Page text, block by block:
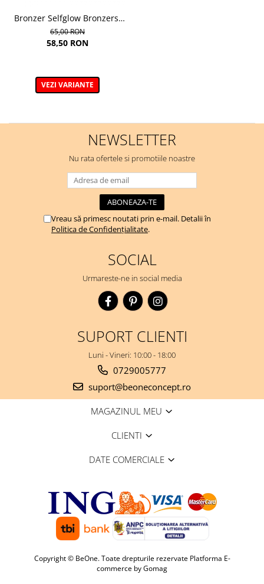
Bronzer Selfglow Bronzers,
nuanta 01 COLD – 10 g
65,00 RON
58,50 RON
VEZI VARIANTE
NEWSLETTER
Nu rata ofertele si promotiile noastre
Vreau să primesc noutati prin e-mail. Detalii în
Politica de Confidențialitate.
SOCIAL
Urmareste-ne in social media
SUPORT CLIENTI
Luni - Vineri: 10:00 - 18:00
0729005777
suport@beoneconcept.ro
MAGAZINUL MEU
CLIENTI
DATE COMERCIALE
Copyright © BeOne. Toate drepturile rezervate Platforma E-
commerce by Gomag